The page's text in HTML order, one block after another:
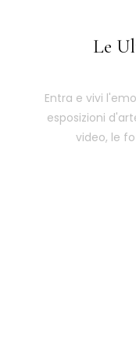
Le
Entra e vivi
esposizioni
video, le